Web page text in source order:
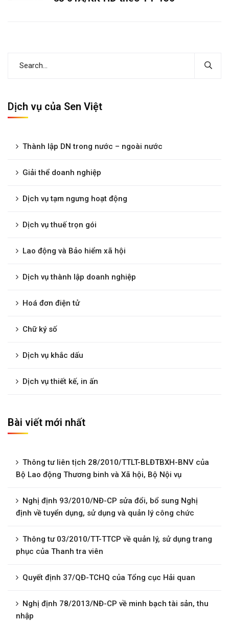
Dịch vụ của Sen Việt
Thành lập DN trong nước – ngoài nước
Giải thể doanh nghiệp
Dịch vụ tạm ngưng hoạt động
Dịch vụ thuế trọn gói
Lao động và Bảo hiểm xã hội
Dịch vụ thành lập doanh nghiệp
Hoá đơn điện tử
Chữ ký số
Dịch vụ khắc dấu
Dịch vụ thiết kế, in ấn
Bài viết mới nhất
Thông tư liên tịch 28/2010/TTLT-BLĐTBXH-BNV của
Bộ Lao động Thương binh và Xã hội, Bộ Nội vụ
Nghị định 93/2010/NĐ-CP sửa đổi, bổ sung Nghị
định về tuyển dụng, sử dụng và quản lý công chức
Thông tư 03/2010/TT-TTCP về quản lý, sử dụng trang
phục của Thanh tra viên
Quyết định 37/QĐ-TCHQ của Tổng cục Hải quan
Nghị định 78/2013/NĐ-CP về minh bạch tài sản, thu
nhập